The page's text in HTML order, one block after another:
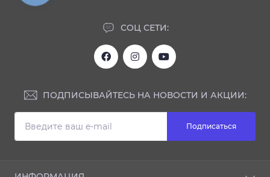
СОЦ СЕТИ:
ПОДПИСЫВАЙТЕСЬ НА НОВОСТИ И АКЦИИ:
Подписаться